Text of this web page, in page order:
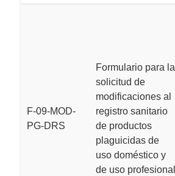
F-09-MOD-
PG-DRS
Formulario para la
solicitud de
modificaciones al
registro sanitario
de productos
plaguicidas de
uso doméstico y
de uso profesional